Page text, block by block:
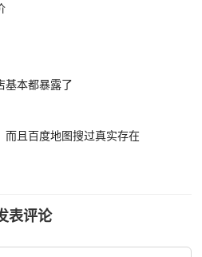
基本都暴露了
而且百度地图搜过真实存在
表评论